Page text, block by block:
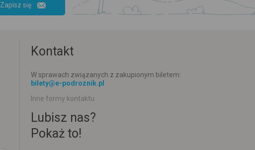
Zapisz się
Kontakt
W sprawach związanych z zakupionym biletem:
bilety@e-podroznik.pl
Inne formy kontaktu
Lubisz nas?
Pokaż to!